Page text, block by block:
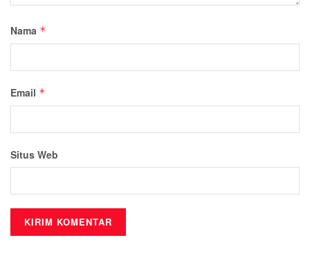
Nama *
Email *
Situs Web